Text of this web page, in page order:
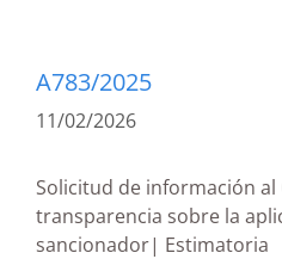
A783/2025
11/02/2026
Solicitud de información
transparencia sobre la
sancionador| Estimatoria